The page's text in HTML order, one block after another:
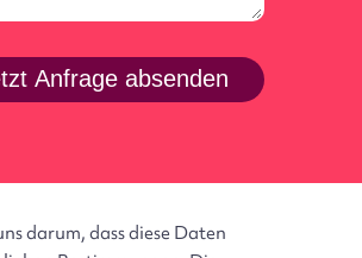
darum, dass diese Daten